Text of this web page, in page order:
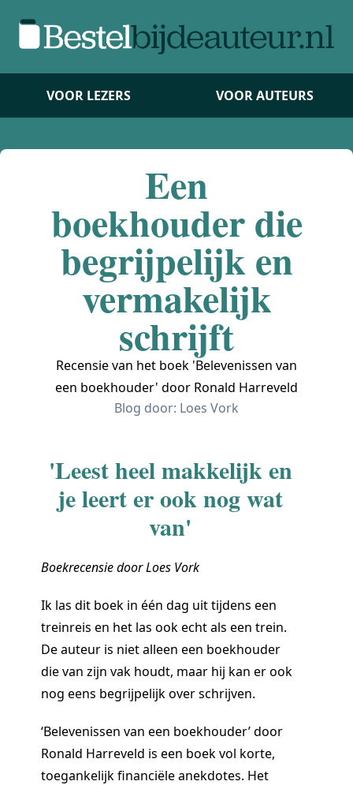
VOOR LEZERS VOOR AUTEURS
Een
boekhouder die
begrijpelijk en
vermakelijk
schrijft
Recensie van het boek 'Belevenissen van
een boekhouder' door Ronald Harreveld
Blog door: Loes Vork
'Leest heel makkelijk en
je leert er ook nog wat
van'
Boekrecensie door Loes Vork
Ik las dit boek in één dag uit tijdens een
treinreis en het las ook echt als een trein.
De auteur is niet alleen een boekhouder
die van zijn vak houdt, maar hij kan er ook
nog eens begrijpelijk over schrijven.
‘Belevenissen van een boekhouder’ door
Ronald Harreveld is een boek vol korte,
toegankelijk financiële anekdotes. Het